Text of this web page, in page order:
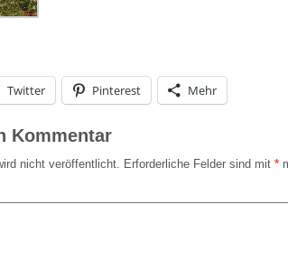
Twitter Pinterest Mehr
Kommentar
nicht veröffentlicht. Erforderliche Felder sind mit *